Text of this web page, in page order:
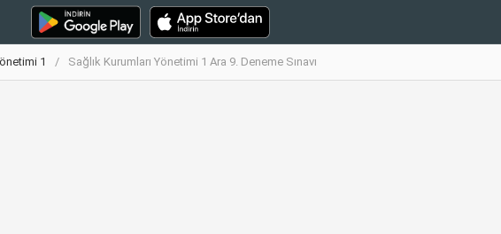
1 Sağlık Kurumları Yönetimi 1 Ara 9. Deneme Sınavı